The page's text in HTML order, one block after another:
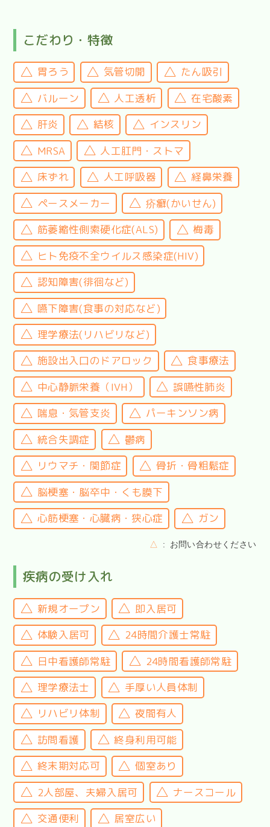
こだわり・特徴
胃ろう 気管切開
たん吸引
バルーン
人工透析
在宅酸素
肝炎
結核
インスリン
MRSA
人工肛門・ストマ
床ずれ
人工呼吸器
経鼻栄養
ペースメーカー
疥癬(かいせん)
筋萎縮性側索硬化症(ALS)
梅毒
ヒト免疫不全ウイルス感染症(HIV)
認知障害(徘徊など)
嚥下障害(食事の対応など)
理学療法(リハビリなど)
施設出入口のドアロック
食事療法
中心静脈栄養（IVH）
誤嚥性肺炎
喘息・気管支炎
パーキンソン病
統合失調症
鬱病
リウマチ・関節症
骨折・骨粗鬆症
脳梗塞・脳卒中・くも膜下
心筋梗塞・心臓病・狭心症
ガン
△ お問い合わせください
疾病の受け入れ
新規オープン
即入居可
体験入居可
24時間介護士常駐
日中看護師常駐
24時間看護師常駐
理学療法士
手厚い人員体制
リハビリ体制
夜間有人
訪問看護
終身利用可能
終末期対応可
個室あり
2人部屋、夫婦入居可
ナースコール
交通便利
居室広い